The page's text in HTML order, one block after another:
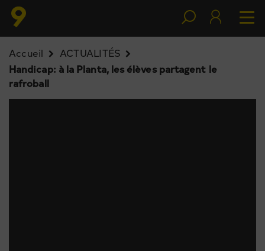
Accueil
ACTUALITÉS
Handicap: à la Planta, les élèves partagent le
rafroball